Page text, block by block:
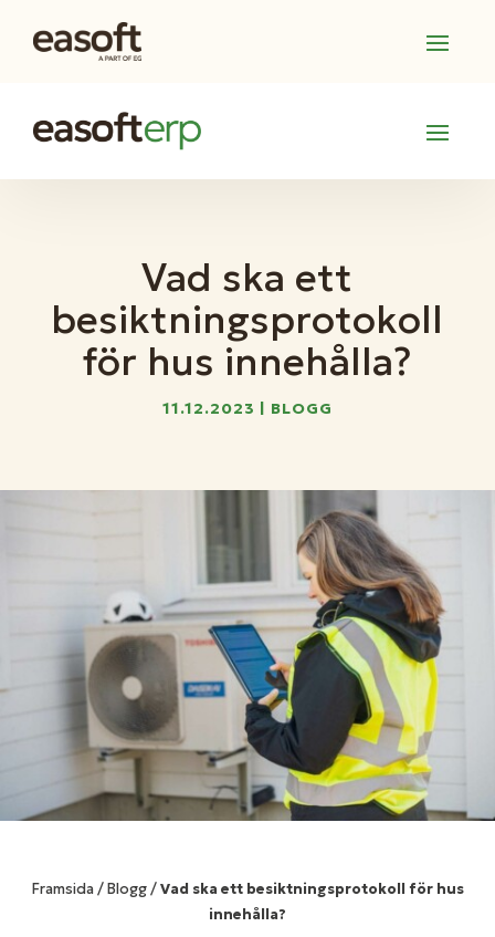
Vad ska ett
besiktningsprotokoll
för hus innehålla?
11.12.2023 | BLOGG
Framsida/Blogg/Vad ska ett besiktningsprotokoll för hus
innehålla?